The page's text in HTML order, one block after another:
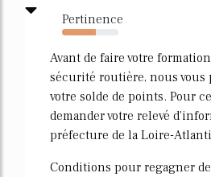
Pertinence
60%
Avant de faire votre
sécurité routière, nous vous
votre solde de points. Pour
demander votre relevé
préfecture de la Loire-
Conditions pour regagner